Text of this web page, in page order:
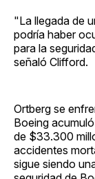
"La llegada de
podría haber
para la
señaló Clifford.
Ortberg se
Boeing
de $33.300
accidentes
sigue siendo